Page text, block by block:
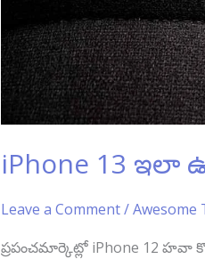
iPhone 13 ఇలా
Leave a Comment/Awesome
ప్రపంచమార్కెట్లో iPhone 12 హవా